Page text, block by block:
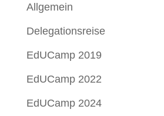
Allgemein
Delegationsreise
EdUCamp 2019
EdUCamp 2022
EdUCamp 2024